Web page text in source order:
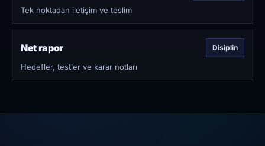
Tek noktadan iletişim ve teslim
Net rapor Disiplin
Hedefler, testler ve karar notları